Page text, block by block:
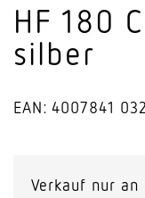
HF 180
silber
EAN: 4007841
Verkauf nur